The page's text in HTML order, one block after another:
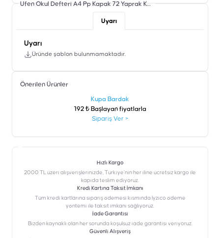
Ufen Okul Defteri A4 Pp Kapak 72 Yaprak Kareli Şablon
Uyarı
Uyarı
Üründe şablon bulunmamaktadır.
Önerilen Ürünler
Kupa Bardak
192 ₺ Başlayan fiyatlarla
Sipariş Ver >
Hızlı Kargo
2000 TL üzeri alışverişlerinizde, Türkiye’nin her iline ücretsiz kargo ile
kapıda teslim ediyoruz.
Kredi Kartına Taksit İmkanı
‎Tüm kredi kartlarına sipariş ödemesi kısmında İyzico ödeme
yöntemi ile taksit imkanı sağlıyoruz.
İade Garantisi
Bizden kaynaklı olan her sorunda koşulsuz iade garantisi veriyoruz.
Güvenli Alışveriş